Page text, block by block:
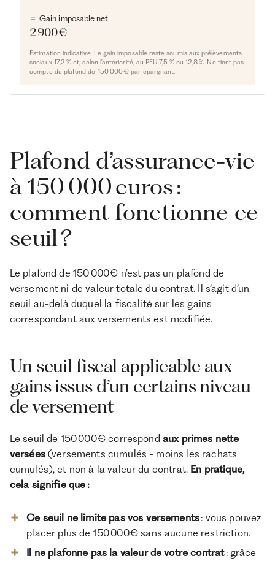
Gain imposable net
2 900 €
Estimation indicative. Le gain imposable reste soumis aux prélèvements
sociaux 17,2 % et, selon l'antériorité, au PFU 7,5 % ou 12,8 %. Ne tient pas
compte du plafond de 150 000 € par épargnant.
Plafond d’assurance-vie
à 150 000 euros :
comment fonctionne ce
seuil ?
Le plafond de 150 000 € n’est pas un plafond de
versement ni de valeur totale du contrat. Il s’agit d’un
seuil au-delà duquel la fiscalité sur les gains
correspondant aux versements est modifiée.
Un seuil fiscal applicable aux
gains issus d’un certains niveau
de versement
Le seuil de 150 000 € correspond aux primes nette
versées (versements cumulés - moins les rachats
cumulés), et non à la valeur du contrat. En pratique,
cela signifie que :
Ce seuil ne limite pas vos versements: vous pouvez
placer plus de 150 000 € sans aucune restriction.
Il ne plafonne pas la valeur de votre contrat: grâce